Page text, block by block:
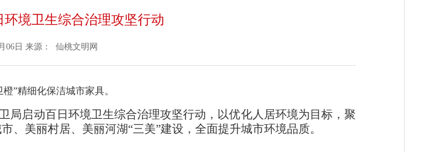
境卫生综合治理攻坚行动
06日 来源： 仙桃文明网
局启动百日环境卫生综合治理攻坚行动，以优化人居环境为目标，聚
美丽村居、美丽河湖“三美”建设，全面提升城市环境品质。